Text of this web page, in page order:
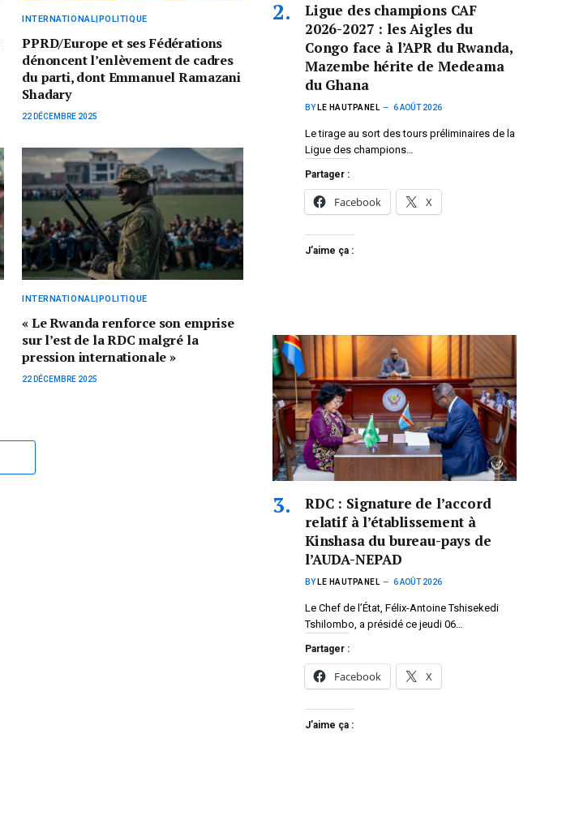
INTERNATIONAL|POLITIQUE
PPRD/Europe et ses Fédérations
dénoncent l’enlèvement de cadres
du parti, dont Emmanuel Ramazani
Shadary
22 DÉCEMBRE 2025
INTERNATIONAL|POLITIQUE
« Le Rwanda renforce son emprise
sur l’est de la RDC malgré la
pression internationale »
22 DÉCEMBRE 2025
Ligue des champions CAF
2026-2027 : les Aigles du
Congo face à l’APR du Rwanda,
Mazembe hérite de Medeama
du Ghana
BY LE HAUTPANEL 6 AOÛT 2026
Le tirage au sort des tours préliminaires de la
Ligue des champions…
Partager :
Facebook X
J’aime ça :
RDC : Signature de l’accord
relatif à l’établissement à
Kinshasa du bureau-pays de
l’AUDA-NEPAD
BY LE HAUTPANEL 6 AOÛT 2026
Le Chef de l’État, Félix-Antoine Tshisekedi
Tshilombo, a présidé ce jeudi 06…
Partager :
Facebook X
J’aime ça :